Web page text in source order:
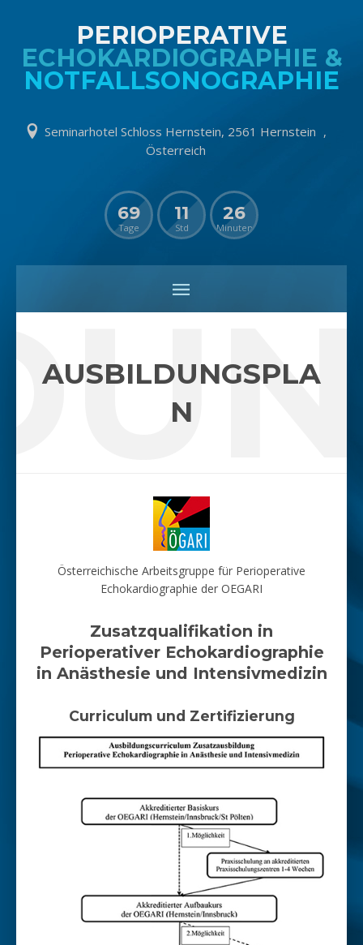
PERIOPERATIVE
ECHOKARDIOGRAPHIE &
NOTFALLSONOGRAPHIE
Seminarhotel Schloss Hernstein, 2561 Hernstein ,
Österreich
69
Tage
11
Std
26
Minuten
AUSBILDUNGSPLA
N
Österreichische Arbeitsgruppe für Perioperative
Echokardiographie der OEGARI
Zusatzqualifikation in
Perioperativer Echokardiographie
in Anästhesie und Intensivmedizin
Curriculum und Zertifizierung